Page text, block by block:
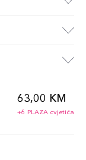
63,00 KM
+6 PLAZA cvjetića